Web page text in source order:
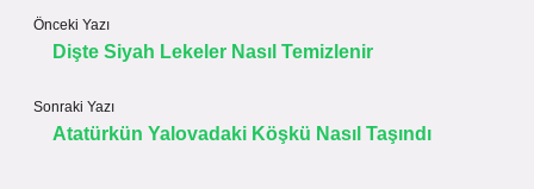
Önceki Yazı
Dişte Siyah Lekeler Nasıl Temizlenir
Sonraki Yazı
Atatürkün Yalovadaki Köşkü Nasıl Taşındı